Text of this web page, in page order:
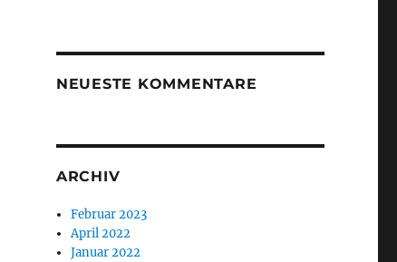
NEUESTE KOMMENTARE
ARCHIV
Februar 2023
April 2022
Januar 2022